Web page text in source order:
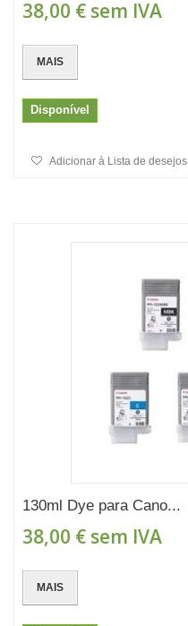
38,00 € sem IVA
MAIS
Disponível
Adicionar à Lista de desejos
130ml Dye para Cano...
38,00 € sem IVA
MAIS